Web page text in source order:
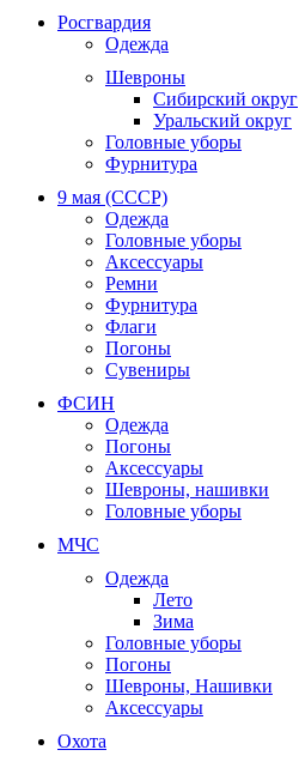
Росгвардия
Одежда
Шевроны
Сибирский округ
Уральский округ
Головные уборы
Фурнитура
9 мая (СССР)
Одежда
Головные уборы
Аксессуары
Ремни
Фурнитура
Флаги
Погоны
Сувениры
ФСИН
Одежда
Погоны
Аксессуары
Шевроны, нашивки
Головные уборы
МЧС
Одежда
Лето
Зима
Головные уборы
Погоны
Шевроны, Нашивки
Аксессуары
Охота